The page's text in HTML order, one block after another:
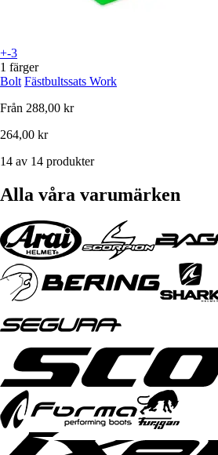
+-3
1 färger
Bolt Fästbultssats Work
Från 288,00 kr
264,00 kr
14 av 14 produkter
Alla våra varumärken